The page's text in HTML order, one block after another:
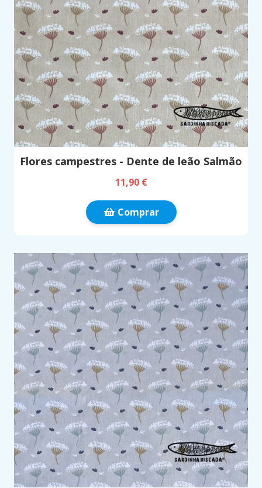
Flores campestres - Dente de leão Salmão
11,90 €
Comprar